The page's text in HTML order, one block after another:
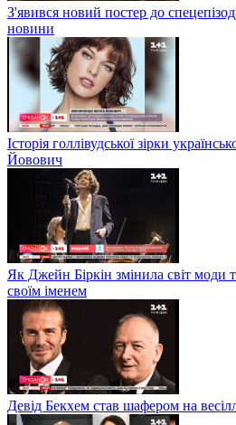
З'явився новий постер до
новини
Історія голлівудської зірки
Йовович
Як Джейн Біркін змінила світ моди
своїм іменем
Девід Бекхем став шафером на